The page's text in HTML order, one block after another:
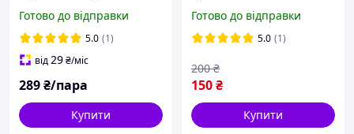
Готово до відправки
5.0 (1)
від29₴/міс
289₴/пара
Купити
Готово до відправки
5.0 (1)
150₴
200 ₴
Купити